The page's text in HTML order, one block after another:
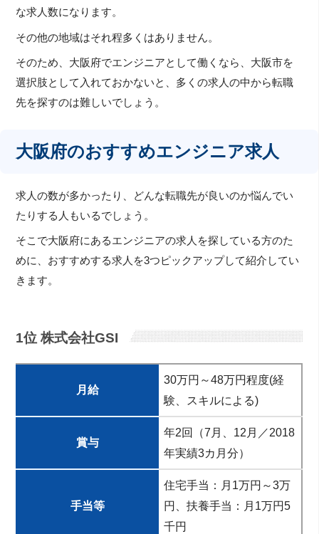
な求人数になります。
その他の地域はそれ程多くはありません。
そのため、大阪府でエンジニアとして働くなら、大阪市を
選択肢として入れておかないと、多くの求人の中から転職
先を探すのは難しいでしょう。
大阪府のおすすめエンジニア求人
求人の数が多かったり、どんな転職先が良いのか悩んでい
たりする人もいるでしょう。
そこで大阪府にあるエンジニアの求人を探している方のた
めに、おすすめする求人を3つピックアップして紹介してい
きます。
1位 株式会社GSI
月給
30万円～48万円程度(経
験、スキルによる)
賞与
年2回（7月、12月／2018
年実績3カ月分）
手当等
住宅手当：月1万円～3万
円、扶養手当：月1万円5
千円